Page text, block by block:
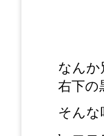
なんか
右下の
そんな